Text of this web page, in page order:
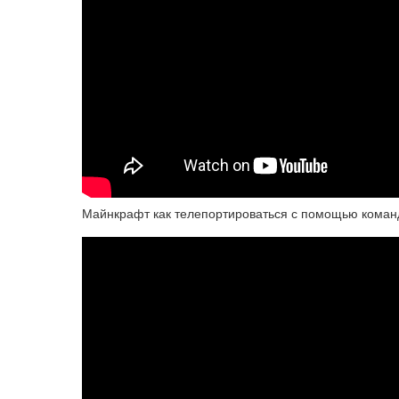
Майнкрафт как телепортироваться с помощью